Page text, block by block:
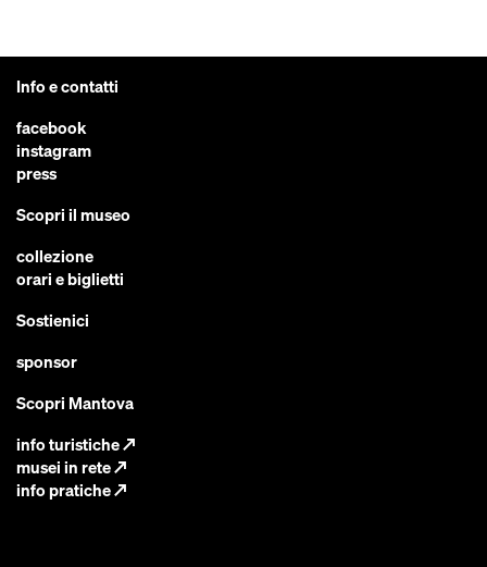
Info e contatti
facebook
instagram
press
Scopri il museo
collezione
orari e biglietti
Sostienici
sponsor
Scopri Mantova
info turistiche↗
musei in rete↗
info pratiche↗